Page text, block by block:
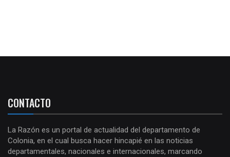
CONTACTO
La Razón es un portal de actualidad del departamento de
Colonia, en el cual busca hacer hincapié en las noticias
departamentales, nacionales e internacionales, marcando